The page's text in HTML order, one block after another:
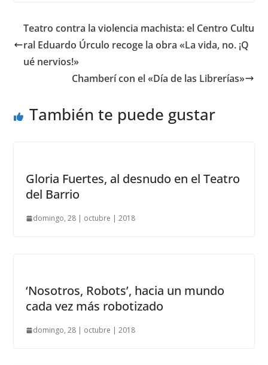
Teatro contra la violencia machista: el Centro Cultu
ral Eduardo Úrculo recoge la obra «La vida, no. ¡Q
ué nervios!»
Chamberí con el «Día de las Librerías»
También te puede gustar
Gloria Fuertes, al desnudo en el Teatro
del Barrio
domingo, 28 | octubre | 2018
‘Nosotros, Robots’, hacia un mundo
cada vez más robotizado
domingo, 28 | octubre | 2018